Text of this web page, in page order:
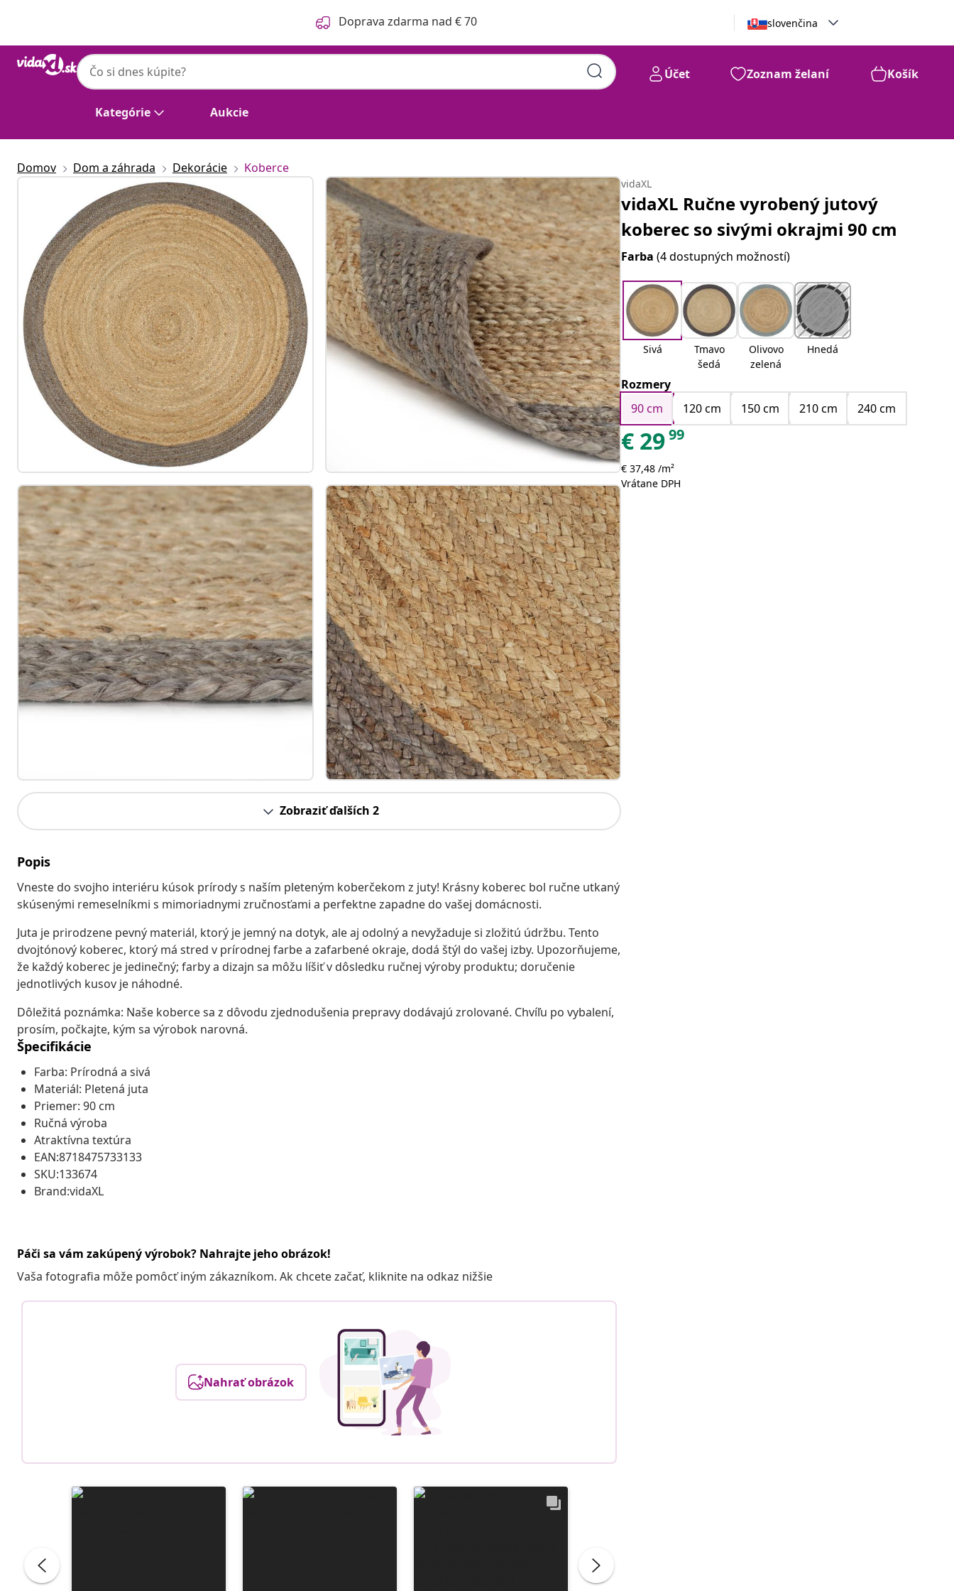
Doprava zdarma nad € 70 slovenčina
Kategórie Aukcie
Účet Zoznam želaní Košík
Domov Dom a záhrada Dekorácie Koberce
Zobraziť ďalších 2
Popis
Vneste do svojho interiéru kúsok prírody s naším pleteným koberčekom z juty! Krásny koberec bol ručne utkaný
skúsenými remeselníkmi s mimoriadnymi zručnosťami a perfektne zapadne do vašej domácnosti.
Juta je prirodzene pevný materiál, ktorý je jemný na dotyk, ale aj odolný a nevyžaduje si zložitú údržbu. Tento
dvojtónový koberec, ktorý má stred v prírodnej farbe a zafarbené okraje, dodá štýl do vašej izby. Upozorňujeme,
že každý koberec je jedinečný; farby a dizajn sa môžu líšiť v dôsledku ručnej výroby produktu; doručenie
jednotlivých kusov je náhodné.
Dôležitá poznámka: Naše koberce sa z dôvodu zjednodušenia prepravy dodávajú zrolované. Chvíľu po vybalení,
prosím, počkajte, kým sa výrobok narovná.
Špecifikácie
Farba: Prírodná a sivá
Materiál: Pletená juta
Priemer: 90 cm
Ručná výroba
Atraktívna textúra
EAN:8718475733133
SKU:133674
Brand:vidaXL
Páči sa vám zakúpený výrobok? Nahrajte jeho obrázok!
Vaša fotografia môže pomôcť iným zákazníkom. Ak chcete začať, kliknite na odkaz nižšie
Nahrať obrázok
vidaXL
vidaXL Ručne vyrobený jutový
koberec so sivými okrajmi 90 cm
Farba(4 dostupných možností)
Sivá
Tmavo
šedá
Olivovo
zelená
Hnedá
Rozmery
90 cm
120 cm 150 cm 210 cm 240 cm
€ 2999
€ 37,48 /m²
Vrátane DPH